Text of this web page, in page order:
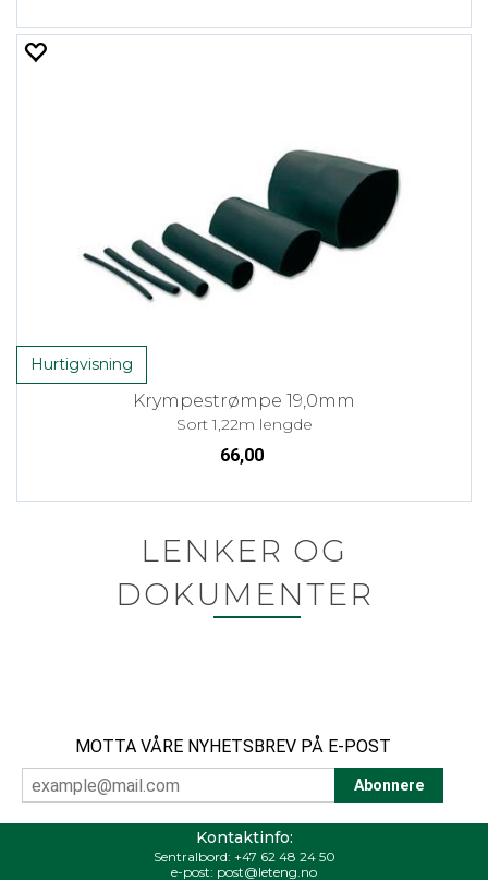
Hurtigvisning
Krympestrømpe 19,0mm
Sort 1,22m lengde
66,00
LENKER OG
DOKUMENTER
MOTTA VÅRE NYHETSBREV PÅ E-POST
Kontaktinfo:
Sentralbord: +47 62 48 24 50
e-post: post@leteng.no